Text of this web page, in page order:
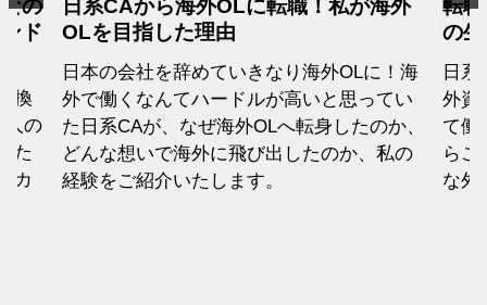
の
ド
換
人の
た
カ
日系CAから海外OLに転職！私が海外
OLを目指した理由
日本の会社を辞めていきなり海外OLに！海
外で働くなんてハードルが高いと思ってい
た日系CAが、なぜ海外OLへ転身したのか、
どんな想いで海外に飛び出したのか、私の
経験をご紹介いたします。
転
の
日
外資
て働
らこ
な外